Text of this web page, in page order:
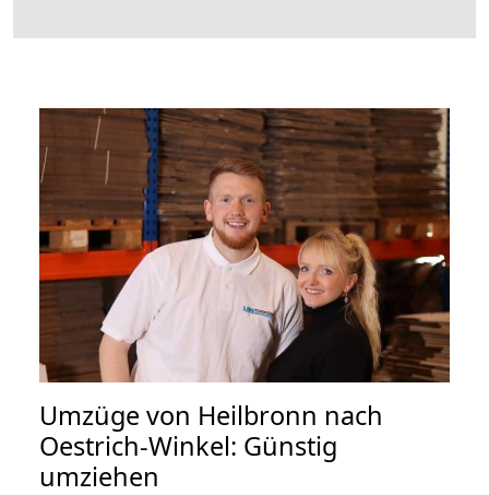
Umzüge von Heilbronn nach
Oestrich-Winkel: Günstig
umziehen